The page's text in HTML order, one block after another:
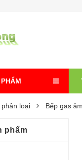
loại Bếp gas
phẩm